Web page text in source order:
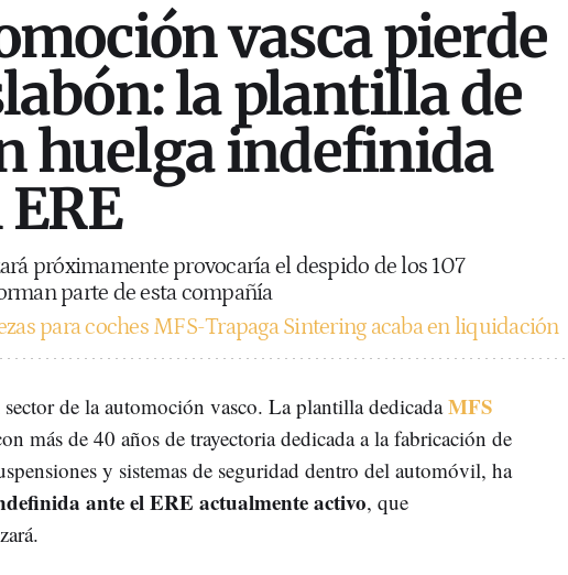
vasca pierde
la plantilla de
huelga indefinida
próximamente provocaría el despido de los 107
parte de esta compañía
para coches MFS-Trapaga Sintering acaba en liquidación
de la automoción vasco. La plantilla dedicadaMFS
más de 40 años de trayectoria dedicada a la fabricación de
y sistemas de seguridad dentro del automóvil, ha
ante el ERE actualmente activo, que